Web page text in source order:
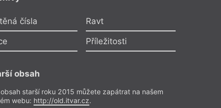
básníkem
2015
čísla Ravt
Příležitosti
obsah
starší roku 2015 můžete zapátrat na našem
webu: http://old.itvar.cz.